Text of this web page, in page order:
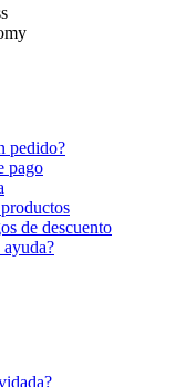
pedido?
pago
de descuento
ayuda?